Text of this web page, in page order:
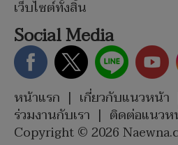
เว็บไซต์ทั้งสิ้น
Social Media
หน้าแรก | เกี่ยวกับแนวหน้า
ร่วมงานกับเรา | ติดต่อแนวห
Copyright © 2026